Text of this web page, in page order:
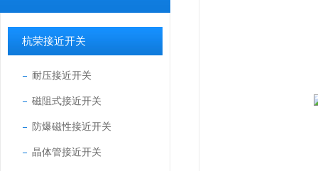
杭荣接近开关
耐压接近开关
磁阻式接近开关
防爆磁性接近开关
晶体管接近开关